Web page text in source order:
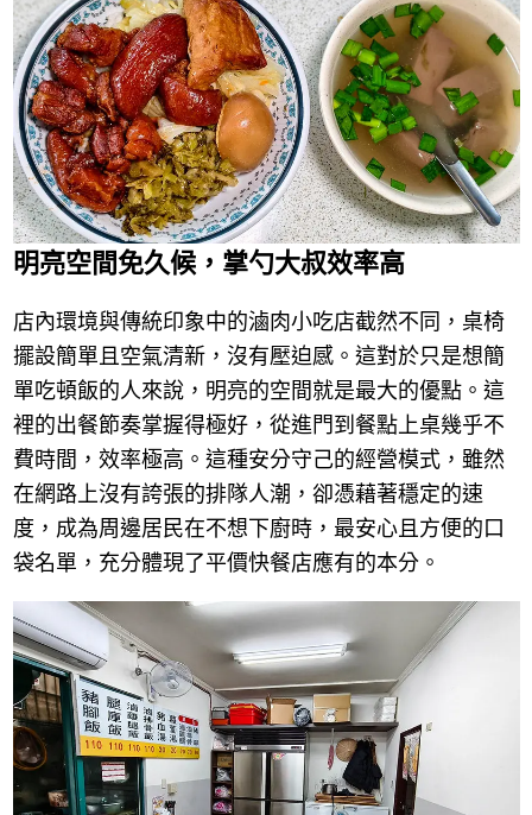
明亮空間免久候，掌勺大叔效率高
店內環境與傳統印象中的滷肉小吃店截然不同，桌椅
擺設簡單且空氣清新，沒有壓迫感。這對於只是想簡
單吃頓飯的人來說，明亮的空間就是最大的優點。這
裡的出餐節奏掌握得極好，從進門到餐點上桌幾乎不
費時間，效率極高。這種安分守己的經營模式，雖然
在網路上沒有誇張的排隊人潮，卻憑藉著穩定的速
度，成為周邊居民在不想下廚時，最安心且方便的口
袋名單，充分體現了平價快餐店應有的本分。